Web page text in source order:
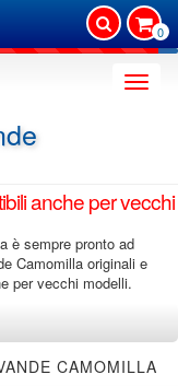
0
Toggle
anche per vecchi
è sempre pronto ad
Camomilla originali e
per vecchi modelli.
CAMOMILLA